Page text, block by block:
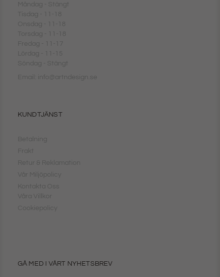
Måndag - Stängt
Tisdag - 11-18
Onsdag - 11-18
Torsdag - 11-18
Fredag - 11-17
Lördag - 11-15
Söndag - Stängt
Email: info@artndesign.se
KUNDTJÄNST
Betalning
Frakt
Retur & Reklamation
Vår Miljöpolicy
Kontakta Oss
Våra Villkor
Cookiepolicy
GÅ MED I VÅRT NYHETSBREV